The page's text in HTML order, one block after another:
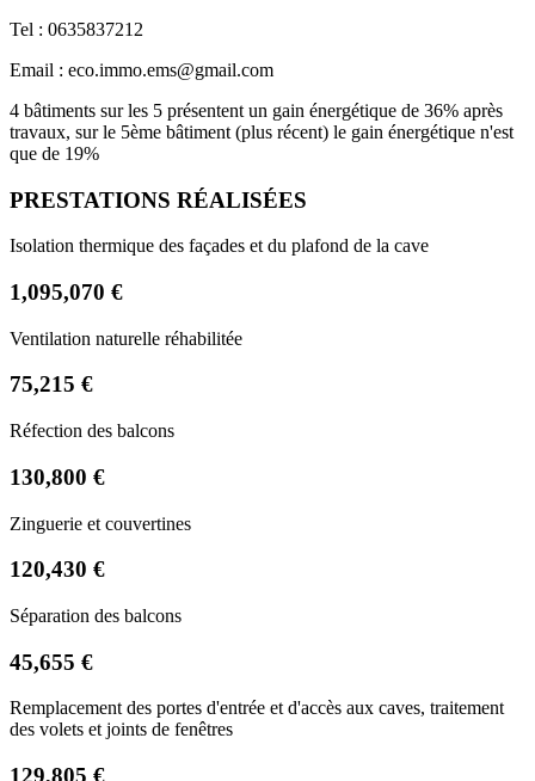
Tel : 0635837212
Email : eco.immo.ems@gmail.com
4 bâtiments sur les 5 présentent un gain énergétique de 36% après
travaux, sur le 5ème bâtiment (plus récent) le gain énergétique n'est
que de 19%
PRESTATIONS RÉALISÉES
Isolation thermique des façades et du plafond de la cave
1,095,070 €
Ventilation naturelle réhabilitée
75,215 €
Réfection des balcons
130,800 €
Zinguerie et couvertines
120,430 €
Séparation des balcons
45,655 €
Remplacement des portes d'entrée et d'accès aux caves, traitement
des volets et joints de fenêtres
129,805 €